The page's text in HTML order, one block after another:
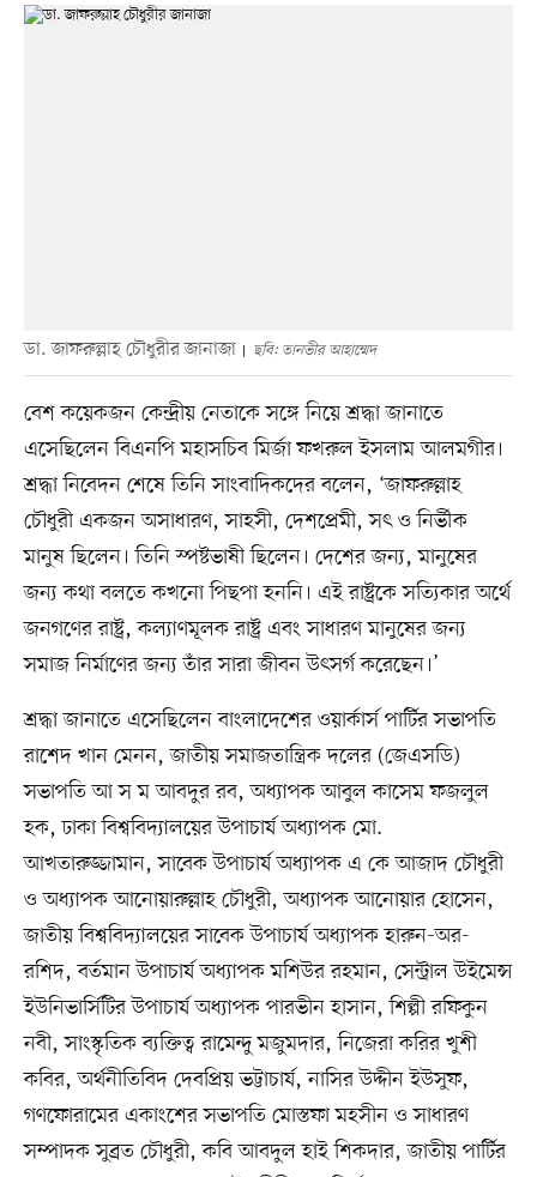
ডা. জাফরুল্লাহ চৌধুরীর জানাজা ছবি: তানভীর আহাম্মেদ
বেশ কয়েকজন কেন্দ্রীয় নেতাকে সঙ্গে নিয়ে শ্রদ্ধা জানাতে
এসেছিলেন বিএনপি মহাসচিব মির্জা ফখরুল ইসলাম আলমগীর।
শ্রদ্ধা নিবেদন শেষে তিনি সাংবাদিকদের বলেন, ‘জাফরুল্লাহ
চৌধুরী একজন অসাধারণ, সাহসী, দেশপ্রেমী, সৎ ও নির্ভীক
মানুষ ছিলেন। তিনি স্পষ্টভাষী ছিলেন। দেশের জন্য, মানুষের
জন্য কথা বলতে কখনো পিছপা হননি। এই রাষ্ট্রকে সত্যিকার অর্থে
জনগণের রাষ্ট্র, কল্যাণমূলক রাষ্ট্র এবং সাধারণ মানুষের জন্য
সমাজ নির্মাণের জন্য তাঁর সারা জীবন উৎসর্গ করেছেন।’
শ্রদ্ধা জানাতে এসেছিলেন বাংলাদেশের ওয়ার্কার্স পার্টির সভাপতি
রাশেদ খান মেনন, জাতীয় সমাজতান্ত্রিক দলের (জেএসডি)
সভাপতি আ স ম আবদুর রব, অধ্যাপক আবুল কাসেম ফজলুল
হক, ঢাকা বিশ্ববিদ্যালয়ের উপাচার্য অধ্যাপক মো.
আখতারুজ্জামান, সাবেক উপাচার্য অধ্যাপক এ কে আজাদ চৌধুরী
ও অধ্যাপক আনোয়ারুল্লাহ চৌধুরী, অধ্যাপক আনোয়ার হোসেন,
জাতীয় বিশ্ববিদ্যালয়ের সাবেক উপাচার্য অধ্যাপক হারুন-অর-
রশিদ, বর্তমান উপাচার্য অধ্যাপক মশিউর রহমান, সেন্ট্রাল উইমেন্স
ইউনিভার্সিটির উপাচার্য অধ্যাপক পারভীন হাসান, শিল্পী রফিকুন
নবী, সাংস্কৃতিক ব্যক্তিত্ব রামেন্দু মজুমদার, নিজেরা করির খুশী
কবির, অর্থনীতিবিদ দেবপ্রিয় ভট্টাচার্য, নাসির উদ্দীন ইউসুফ,
গণফোরামের একাংশের সভাপতি মোস্তফা মহসীন ও সাধারণ
সম্পাদক সুব্রত চৌধুরী, কবি আবদুল হাই শিকদার, জাতীয় পার্টির